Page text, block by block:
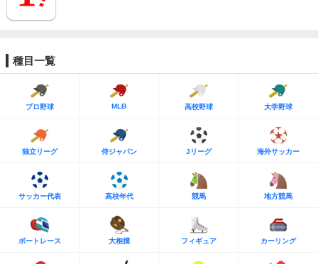
種目一覧
プロ野球 MLB 高校野球 大学野球
独立リーグ 侍ジャパン Jリーグ 海外サッカー
サッカー代表 高校年代 競馬 地方競馬
ボートレース 大相撲 フィギュア カーリング